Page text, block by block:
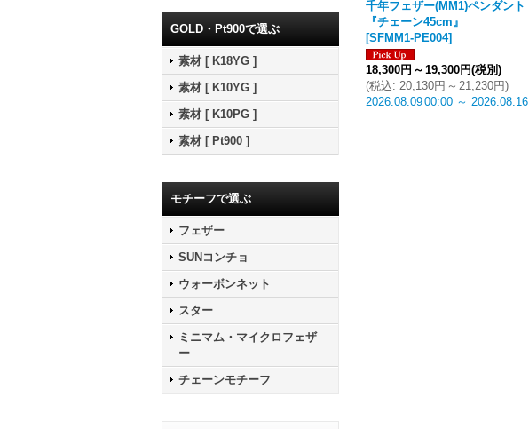
GOLD・Pt900で選ぶ
素材 [ K18YG ]
素材 [ K10YG ]
素材 [ K10PG ]
素材 [ Pt900 ]
モチーフで選ぶ
フェザー
SUNコンチョ
ウォーボンネット
スター
ミニマム・マイクロフェザ
ー
チェーンモチーフ
千年フェザー(MM1)ペンダント
『チェーン45cm』
[SFMM1-PE004]
18,300円 ～ 19,300円(税別)
(税込: 20,130円 ～ 21,230円)
2026.08.0900:00 ～ 2026.08.16